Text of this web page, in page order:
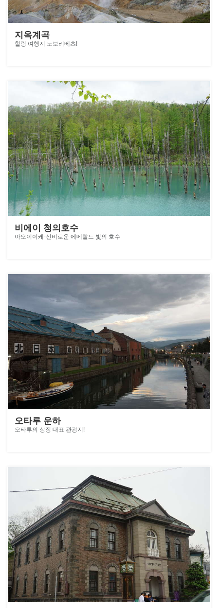
지옥계곡
힐링 여행지 노보리베츠!
비에이 청의호수
아오이이케-신비로운 에메랄드 빛의 호수
오타루 운하
오타루의 상징 대표 관광지!